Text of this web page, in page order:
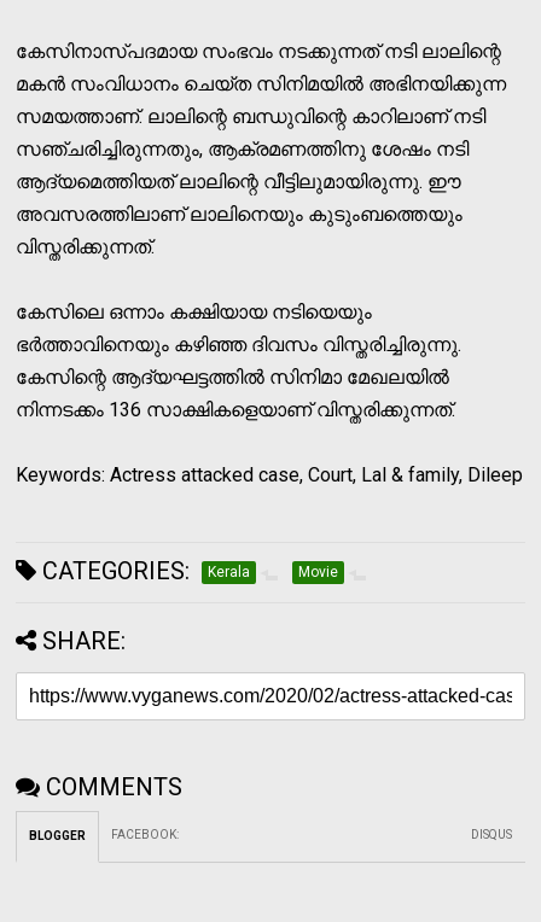
കേസിനാസ്പദമായ സംഭവം നടക്കുന്നത് നടി ലാലിന്റെ
മകന്‍ സംവിധാനം ചെയ്ത സിനിമയില്‍ അഭിനയിക്കുന്ന
സമയത്താണ്. ലാലിന്റെ ബന്ധുവിന്റെ കാറിലാണ് നടി
സഞ്ചരിച്ചിരുന്നതും, ആക്രമണത്തിനു ശേഷം നടി
ആദ്യമെത്തിയത് ലാലിന്റെ വീട്ടിലുമായിരുന്നു. ഈ
അവസരത്തിലാണ് ലാലിനെയും കുടുംബത്തെയും
വിസ്തരിക്കുന്നത്.
കേസിലെ ഒന്നാം കക്ഷിയായ നടിയെയും
ഭര്‍ത്താവിനെയും കഴിഞ്ഞ ദിവസം വിസ്തരിച്ചിരുന്നു.
കേസിന്റെ ആദ്യഘട്ടത്തില്‍ സിനിമാ മേഖലയില്‍
നിന്നടക്കം 136 സാക്ഷികളെയാണ് വിസ്തരിക്കുന്നത്.
Keywords: Actress attacked case, Court, Lal & family, Dileep
CATEGORIES: Kerala Movie
SHARE:
COMMENTS
BLOGGER FACEBOOK: DISQUS